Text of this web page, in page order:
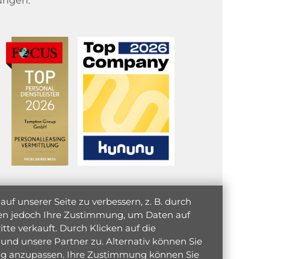
unserer Seite zu verbessern, z. B. durch
jedoch Ihre Zustimmung, um Daten auf
verkauft. Durch Klicken auf die
unsere Partner zu. Alternativ können Sie
anzupassen. Ihre Zustimmung können Sie